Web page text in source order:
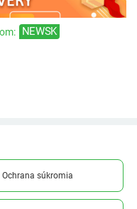
NEWSK
Ochrana súkromia